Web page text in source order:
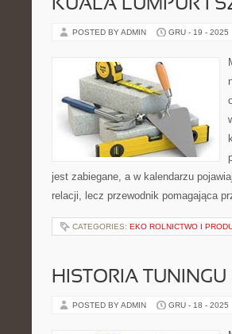
KUALA LUMPUR I
POSTED BY ADMIN GRU - 19 - 2025
jest zabiegane, a w kalendarzu
relacji, lecz przewodnik pomagająca
CATEGORIES: EKO ROLNICTWO I
HISTORIA
POSTED BY ADMIN GRU - 18 - 2025